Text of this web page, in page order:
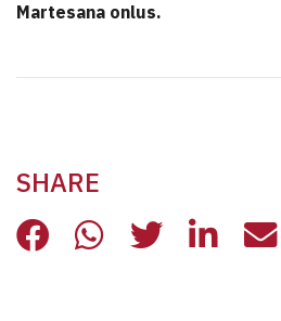
Martesana onlus.
SHARE
CINEMA PER
CINEMA PER
CINEMA